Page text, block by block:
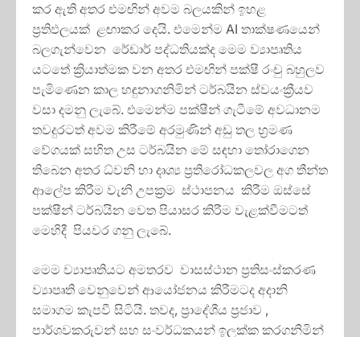
කර ඇති අතර එමඟින් අවම බලයකින් ඉහළ
ප්‍රතිඵලයක් ළඟාකර දෙයි. එමෙන්ම AI තාක්ෂණයෙන්
බලගැන්වෙන රේඩාර් පද්ධතියක්ද මෙම ව්‍යාපෘතිය
යටතේ ක්‍රියාත්මක වන අතර එමඟින් පක්ෂී රංචු බහුලව
පැමිණෙන කාල හඳුනාගනිමින් ටර්බයින ස්වයංක්‍රීයව
වසා දමනු ලැබේ. එමෙන්ම පක්ෂීන් ගැටීමේ අවධානම
තවදුරටත් අවම කිරීමේ අරමුණින් අඩු තල භ්‍රමණ
වේගයක් සහිත උස ටර්බයින මේ සඳහා තෝරාගෙන
තිබෙන අතර ධ්වනි හා දෘශ්‍ය ප්‍රතිරෝධකලවල අග තීන්ත
ආලේප කිරීම වැනි උපක්‍රම ස්ථාපනය කිරීම ඔස්සේ
පක්ෂීන් ටර්බයින වෙත පියාසර කිරීම වැළක්වීමටත්
මෙහිදී පියවර ගනු ලැබේ.
මෙම ව්‍යාපෘතියට අමතරව වාසස්ථාන ප්‍රතිසංස්කරණ
ව්‍යාපෘති වෙනුවෙන් ආයෝජනය කිරීමටද අදානි
සමාගම කැපවී සිටියි. තවද, ප්‍රාදේශීය ප්‍රජාව ,
පාර්ශවකරුවන් සහ සංවර්ධකයන් ඉලක්ක කරගනිමින්